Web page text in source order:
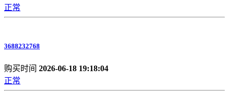
正常
3688232768
购买时间 2026-06-18 19:18:04
正常